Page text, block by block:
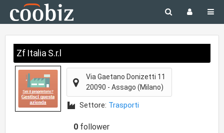
Zf Italia S.r.l
Via Gaetano Donizetti 11
20090 - Assago (Milano)
Settore: Trasporti
0 follower